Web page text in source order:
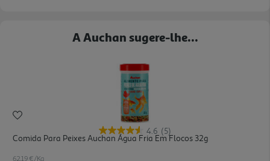
A Auchan sugere-lhe...
4.6 (5)
Comida Para Peixes Auchan Água Fria Em Flocos 32g
62.19 €/Kg